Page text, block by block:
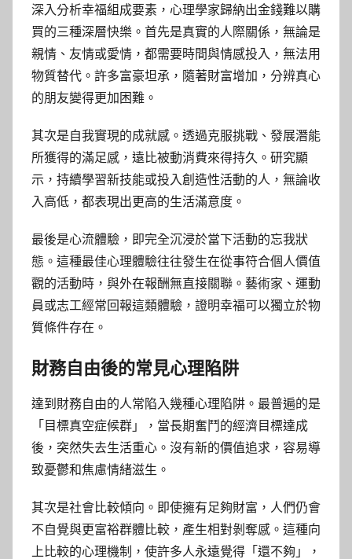
深入分析幸福組成要素，心理學家歸納出金錢難以購
買的三種深層快樂。首先是真實的人際關係，無論是
親情、友情或愛情，都需要時間與情感投入，無法用
物質替代。許多富豪坦承，隨著財富增加，分辨真心
的朋友變得更加困難。
其次是自我實現的成就感。透過克服挑戰、發展潛能
所獲得的滿足感，遠比被動消費來得持久。研究顯
示，持續學習新技能或投入創造性活動的人，無論收
入高低，都表現出更高的生活滿意度。
最後是心流體驗，即完全沉浸於當下活動的忘我狀
態。這種最佳心理體驗往往發生在從事符合個人價值
觀的活動時，與外在報酬無直接關聯。藝術家、運動
員或志工經常回報這類體驗，證明幸福可以獨立於物
質條件存在。
財務自由後的常見心理陷阱
達到財務自由的人常陷入幾種心理陷阱。最普遍的是
「目標真空症候群」，當長期奮鬥的經濟目標達成
後，突然失去生活重心。沒有新的價值追求，容易導
致憂鬱和焦慮情緒滋生。
其次是社會比較傾向。即使擁有足夠財富，人們仍會
不自覺與更富裕群體比較，產生相對剝奪感。這種向
上比較的心理機制，使許多人永遠覺得「還不夠」，